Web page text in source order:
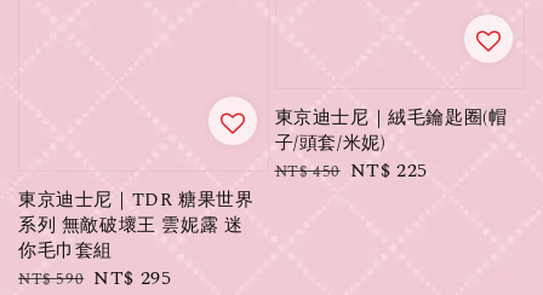
東京迪士尼｜TDR 糖果世界
系列 無敵破壞王 雲妮露 迷
你毛巾套組
Regular
NT$ 590 Sale
NT$ 295
東京迪士尼｜絨毛鑰匙圈(帽
子/頭套/米妮)
Regular
NT$ 450 Sale
NT$ 225